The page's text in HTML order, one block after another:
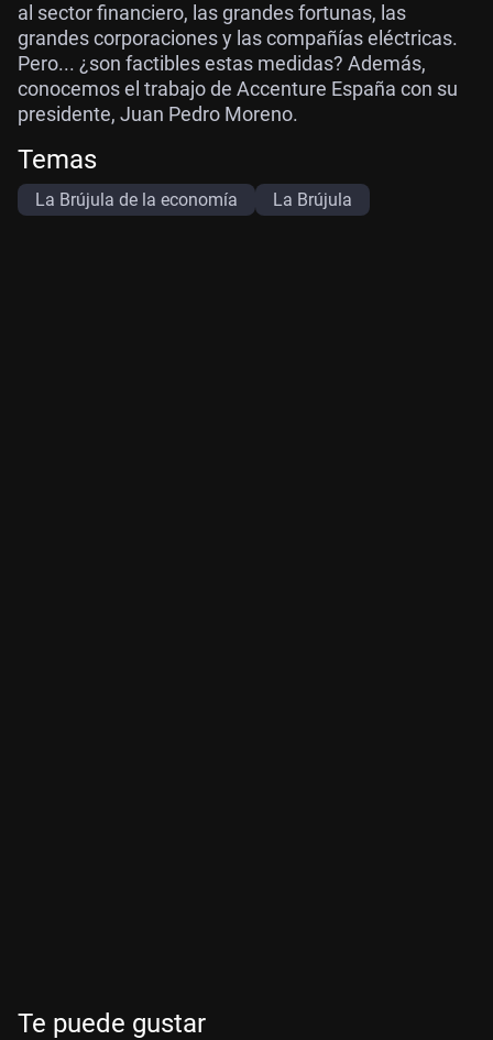
al sector financiero, las grandes fortunas, las
grandes corporaciones y las compañías eléctricas.
Pero... ¿son factibles estas medidas? Además,
conocemos el trabajo de Accenture España con su
presidente, Juan Pedro Moreno.
Temas
La Brújula de la economía La Brújula
Te puede gustar